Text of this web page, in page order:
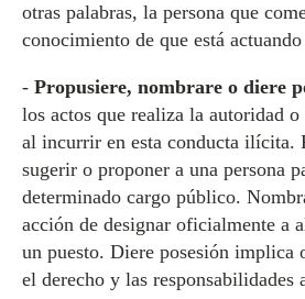
otras palabras, la persona que
conocimiento de que está
- Propusiere, nombrare o diere
los actos que realiza la autoridad
al incurrir en esta conducta ilícita.
sugerir o proponer a una persona
determinado cargo público.
acción de designar oficialmente a
un puesto. Diere posesión implica
el derecho y las responsabilidades